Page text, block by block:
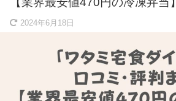
2024年6月18日